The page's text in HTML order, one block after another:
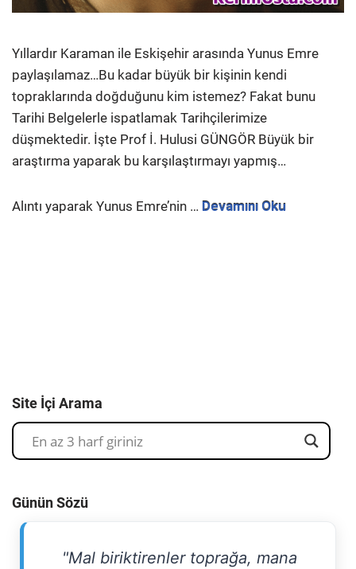
Yıllardır Karaman ile Eskişehir arasında Yunus Emre
paylaşılamaz…Bu kadar büyük bir kişinin kendi
topraklarında doğduğunu kim istemez? Fakat bunu
Tarihi Belgelerle ispatlamak Tarihçilerimize
düşmektedir. İşte Prof İ. Hulusi GÜNGÖR Büyük bir
araştırma yaparak bu karşılaştırmayı yapmış…
Alıntı yaparak Yunus Emre’nin … Devamını Oku
Site İçi Arama
Günün Sözü
"Mal biriktirenler toprağa, mana